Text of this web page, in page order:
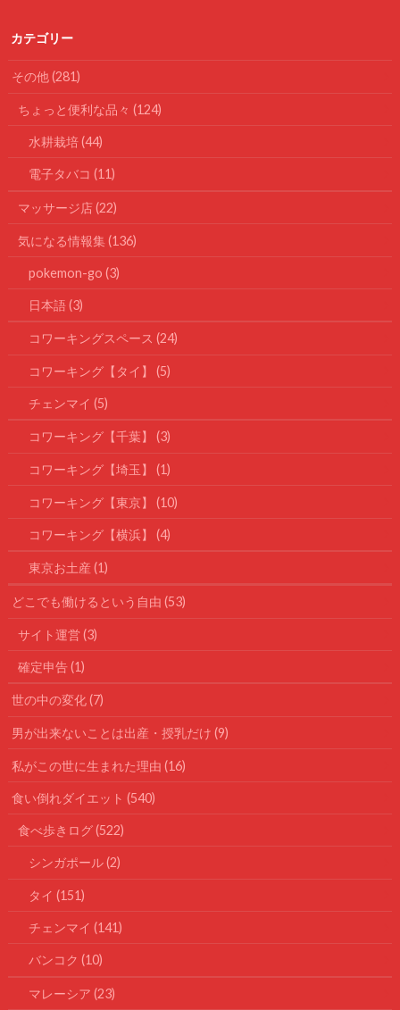
カテゴリー
その他(281)
ちょっと便利な品々(124)
水耕栽培(44)
電子タバコ (11)
マッサージ店(22)
気になる情報集(136)
pokemon-go (3)
日本語(3)
コワーキングスペース (24)
コワーキング【タイ】 (5)
チェンマイ (5)
コワーキング【千葉】 (3)
コワーキング【埼玉】 (1)
コワーキング【東京】 (10)
コワーキング【横浜】 (4)
東京お土産 (1)
どこでも働けるという自由(53)
サイト運営(3)
確定申告(1)
世の中の変化(7)
男が出来ないことは出産・授乳だけ(9)
私がこの世に生まれた理由(16)
食い倒れダイエット(540)
食べ歩きログ(522)
シンガポール(2)
タイ (151)
チェンマイ (141)
バンコク (10)
マレーシア (23)